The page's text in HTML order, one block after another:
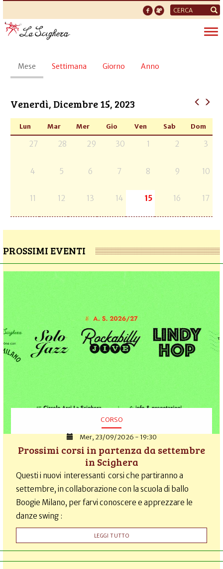
Form
di
ricerca
Schede
primarie
Mese (scheda
attiva)
Settimana Giorno Anno
Venerdì, Dicembre 15, 2023
Lun Mar Mer Gio Ven Sab Dom
27 28 29 30 1 2 3
4 5 6 7 8 9 10
11 12 13 14 15 16 17
PROSSIMI EVENTI
CORSO
Mer, 23/09/2026 - 19:30
Prossimi corsi in partenza da settembre
in Scighera
Questi i nuovi interessanti corsi che partiranno a
settembre, in collaborazione con la scuola di ballo
Boogie Milano, per farvi conoscere e apprezzare le
danze swing :
LEGGI TUTTO